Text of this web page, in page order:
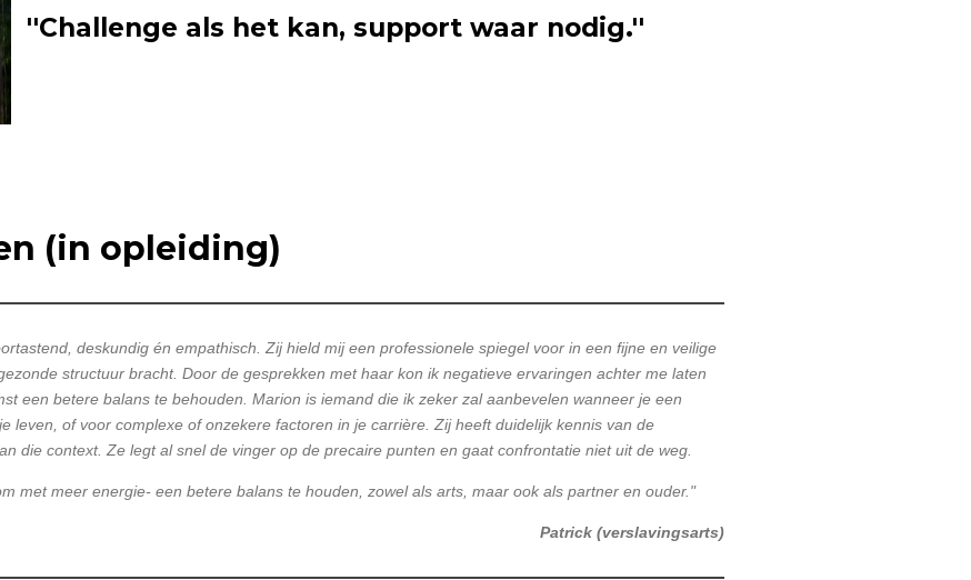
''Challenge als het kan, support waar nodig.''
(in opleiding)
deskundig én empathisch. Zij hield mij een professionele spiegel voor in een fijne en veilige
structuur bracht. Door de gesprekken met haar kon ik negatieve ervaringen achter me laten
een betere balans te behouden. Marion is iemand die ik zeker zal aanbevelen wanneer je een
leven, of voor complexe of onzekere factoren in je carrière. Zij heeft duidelijk kennis van de
die context. Ze legt al snel de vinger op de precaire punten en gaat confrontatie niet uit de weg.
met meer energie- een betere balans te houden, zowel als arts, maar ook als partner en ouder."
Patrick (verslavingsarts)